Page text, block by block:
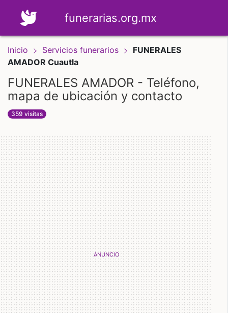
funerarias.org.mx
Inicio Servicios funerarios
FUNERALES
AMADOR Cuautla
FUNERALES AMADOR - Teléfono,
mapa de ubicación y contacto
359 visitas